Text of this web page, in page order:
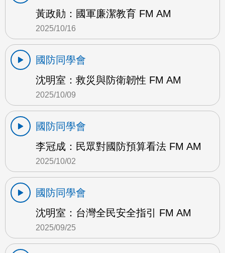
黃政勛：國軍廉潔教育 FM AM
2025/10/16
國防同學會
沈明室：救災與防衛韌性 FM AM
2025/10/09
國防同學會
李冠成：民眾對國防預算看法 FM AM
2025/10/02
國防同學會
沈明室：台灣全民安全指引 FM AM
2025/09/25